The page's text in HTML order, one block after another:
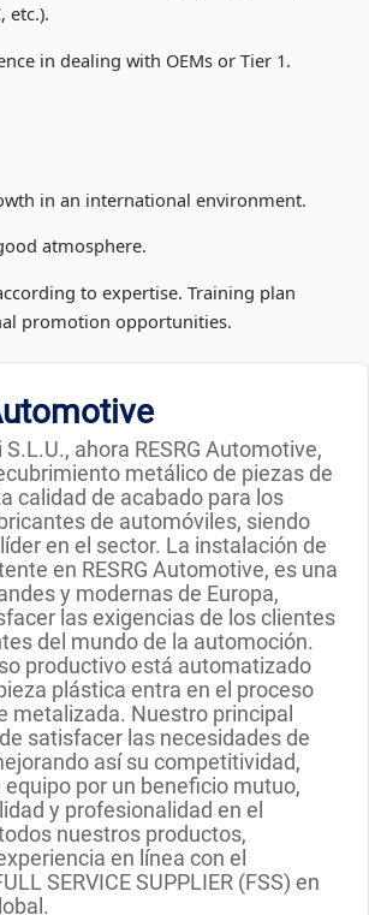
etc.).
in dealing with OEMs or Tier 1.
in an international environment.
atmosphere.
to expertise. Training plan
promotion opportunities.
S.L.U., ahora RESRG Automotive,
metálico de piezas de
calidad de acabado para los
de automóviles, siendo
en el sector. La instalación de
en RESRG Automotive, es una
y modernas de Europa,
las exigencias de los clientes
del mundo de la automoción.
productivo está automatizado
plástica entra en el proceso
metalizada. Nuestro principal
satisfacer las necesidades de
así su competitividad,
por un beneficio mutuo,
y profesionalidad en el
nuestros productos,
en línea con el
SERVICE SUPPLIER (FSS) en